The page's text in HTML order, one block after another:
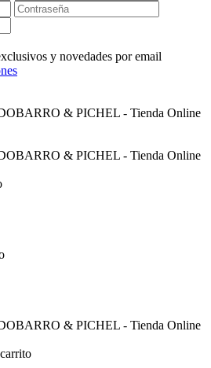
y novedades por email